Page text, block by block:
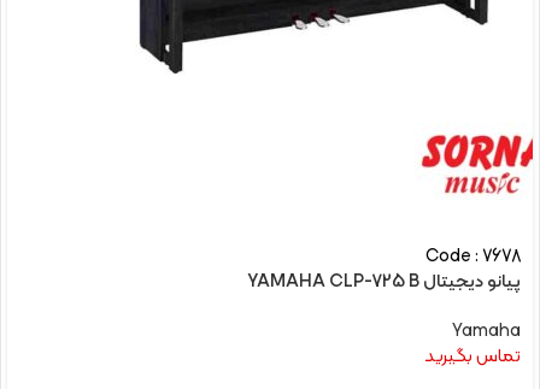
Code : 7678
پیانو دیجیتال YAMAHA CLP-725 B
Yamaha
تماس بگیرید